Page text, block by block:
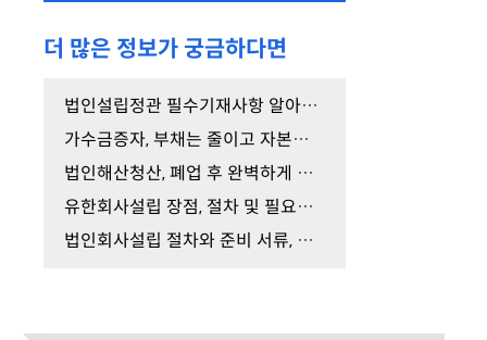
더 많은 정보가 궁금하다면
법인설립정관 필수기재사항 알아보고 작성하세요.
가수금증자, 부채는 줄이고 자본금은 늘리는 방법
법인해산청산, 폐업 후 완벽하게 법인을 소멸시키는 …
유한회사설립 장점, 절차 및 필요서류 총정리
법인회사설립 절차와 준비 서류, 성공적인 전환 방법…